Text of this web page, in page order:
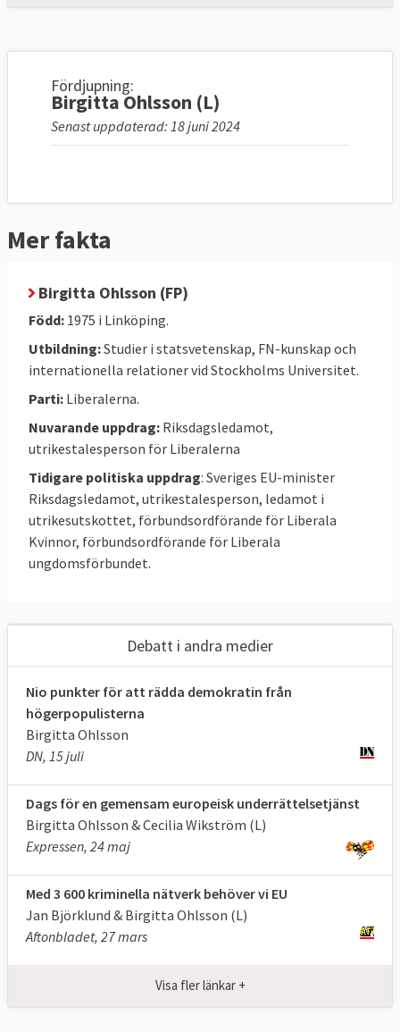
Fördjupning:
Birgitta Ohlsson (L)
Senast uppdaterad: 18 juni 2024
Mer fakta
Birgitta Ohlsson (FP)
Född: 1975 i Linköping.
Utbildning:Studier i statsvetenskap, FN-kunskap och
internationella relationer vid Stockholms Universitet.
Parti: Liberalerna.
Nuvarande uppdrag: Riksdagsledamot,
utrikestalesperson för Liberalerna
Tidigare politiska uppdrag: Sveriges EU-minister
Riksdagsledamot, utrikestalesperson, ledamot i
utrikesutskottet, förbundsordförande för Liberala
Kvinnor, förbundsordförande för Liberala
ungdomsförbundet.
Debatt i andra medier
Nio punkter för att rädda demokratin från
högerpopulisterna
Birgitta Ohlsson
DN, 15 juli
Dags för en gemensam europeisk underrättelsetjänst
Birgitta Ohlsson & Cecilia Wikström (L)
Expressen, 24 maj
Med 3 600 kriminella nätverk behöver vi EU
Jan Björklund & Birgitta Ohlsson (L)
Aftonbladet, 27 mars
Visa fler länkar +